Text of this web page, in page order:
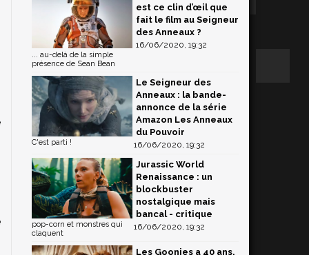
est ce clin d’œil que
fait le film au Seigneur
des Anneaux ?
16/06/2020, 19:32
... au-delà de la simple
présence de Sean Bean
Le Seigneur des
Anneaux : la bande-
annonce de la série
Amazon Les Anneaux
du Pouvoir
16/06/2020, 19:32
C'est parti !
Jurassic World
Renaissance : un
blockbuster
nostalgique mais
bancal - critique
16/06/2020, 19:32
pop-corn et monstres qui
claquent
Les Goonies a 40 ans.